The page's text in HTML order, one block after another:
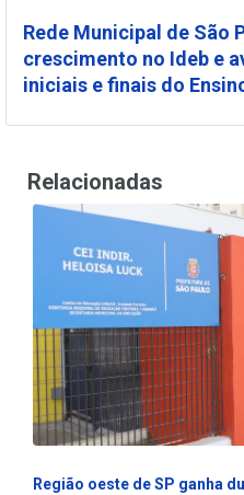
Rede Municipal de São
crescimento no Ideb e
iniciais e finais do
Relacionadas
Região oeste de SP ganha